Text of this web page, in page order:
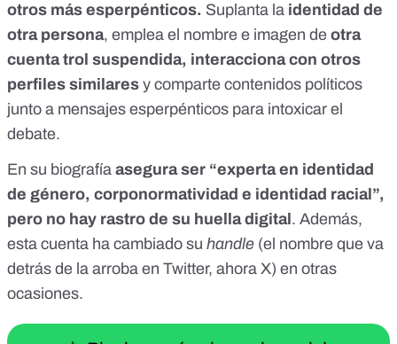
otros más esperpénticos. Suplanta la identidad de
otra persona, emplea el nombre e imagen de otra
cuenta trol suspendida, interacciona con otros
perfiles similares y comparte contenidos políticos
junto a mensajes esperpénticos para intoxicar el
debate.
En su biografía asegura ser “experta en identidad
de género, corponormatividad e identidad racial”,
pero no hay rastro de su huella digital . Además,
esta cuenta ha cambiado su handle (el nombre que va
detrás de la arroba en Twitter, ahora X) en otras
ocasiones.